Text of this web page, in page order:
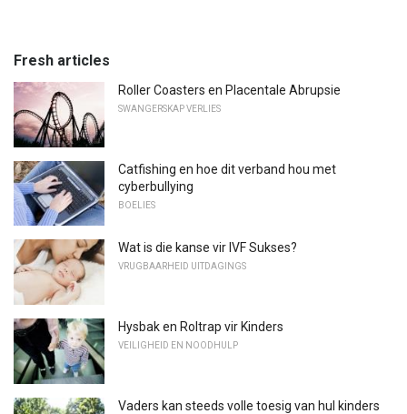
Fresh articles
Roller Coasters en Placentale Abrupsie
SWANGERSKAP VERLIES
Catfishing en hoe dit verband hou met
cyberbullying
BOELIES
Wat is die kanse vir IVF Sukses?
VRUGBAARHEID UITDAGINGS
Hysbak en Roltrap vir Kinders
VEILIGHEID EN NOODHULP
Vaders kan steeds volle toesig van hul kinders